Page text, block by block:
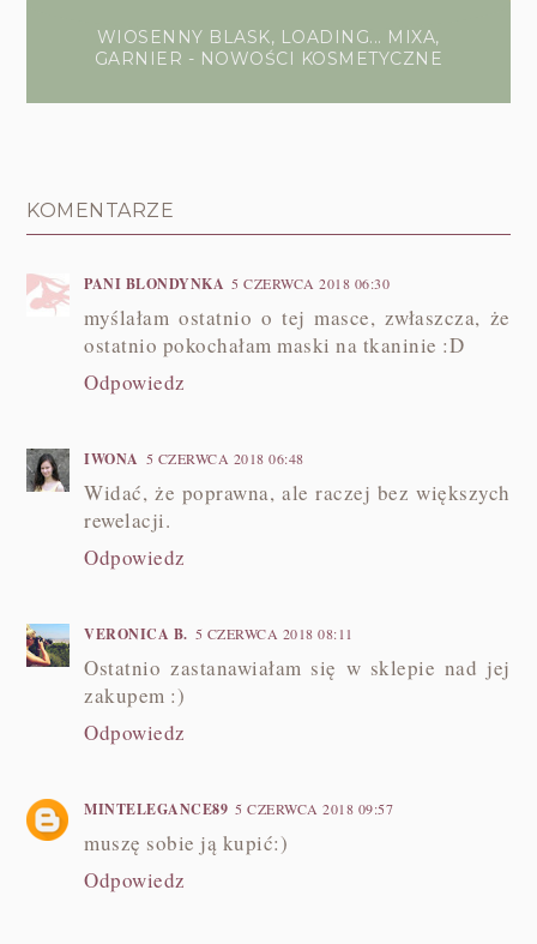
WIOSENNY BLASK, LOADING... MIXA,
GARNIER - NOWOŚCI KOSMETYCZNE
KOMENTARZE
PANI BLONDYNKA 5 CZERWCA 2018 06:30
myślałam ostatnio o tej masce, zwłaszcza, że
ostatnio pokochałam maski na tkaninie :D
Odpowiedz
IWONA 5 CZERWCA 2018 06:48
Widać, że poprawna, ale raczej bez większych
rewelacji.
Odpowiedz
VERONICA B. 5 CZERWCA 2018 08:11
Ostatnio zastanawiałam się w sklepie nad jej
zakupem :)
Odpowiedz
MINTELEGANCE89 5 CZERWCA 2018 09:57
muszę sobie ją kupić:)
Odpowiedz